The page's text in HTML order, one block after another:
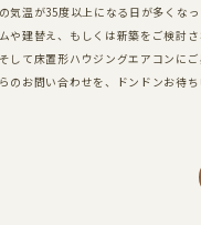
気温が35度以上になる日が多くな
や建替え、もしくは新築をご検討
して床置形ハウジングエアコンに
のお問い合わせを、ドンドンお待ち